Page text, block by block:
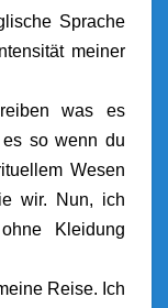
Sprache
meiner
was es
so wenn du
Wesen
wir. Nun, ich
Kleidung
Reise. Ich